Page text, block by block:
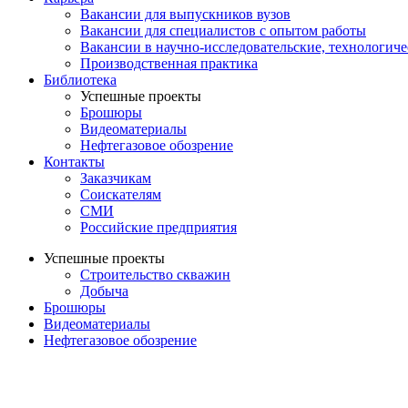
Вакансии для выпускников вузов
Вакансии для специалистов с опытом работы
Вакансии в научно-исследовательские,
Производственная практика
Библиотека
Успешные проекты
Брошюры
Видеоматериалы
Нефтегазовое обозрение
Контакты
Заказчикам
Соискателям
СМИ
Российские предприятия
Успешные проекты
Строительство скважин
Добыча
Брошюры
Видеоматериалы
Нефтегазовое обозрение